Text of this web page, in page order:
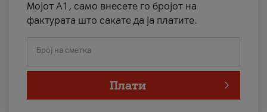
Мојот А1, само внесете го бројот на
фактурата што сакате да ја платите.
Број на сметка
Плати